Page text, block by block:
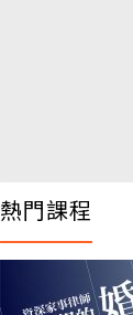
熱門課程